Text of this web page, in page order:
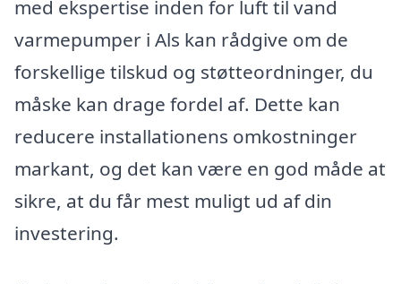
med ekspertise inden for luft til vand
varmepumper i Als kan rådgive om de
forskellige tilskud og støtteordninger, du
måske kan drage fordel af. Dette kan
reducere installationens omkostninger
markant, og det kan være en god måde at
sikre, at du får mest muligt ud af din
investering.